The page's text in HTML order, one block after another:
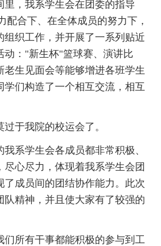
里，我系学生会在团委的指导
配合下、在全体成员的努力下，
组织工作，并开展了一系列贴近
动："新生杯"篮球赛、演讲比
老生见面会等能够增进各班学生
学们构造了一个相互交流，相互
于我院的校运会了。
系学生会各成员都非常积极、
心尽力，体现着我系学生会团
了成员间的团结协作能力。此次
队精神，并且使大家有了较强的
们所有干事都能积极的参与到工